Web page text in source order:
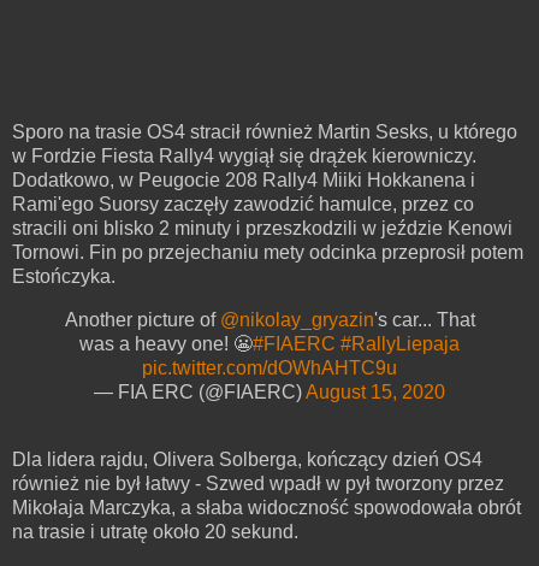
Sporo na trasie OS4 stracił również Martin Sesks, u którego
w Fordzie Fiesta Rally4 wygiął się drążek kierowniczy.
Dodatkowo, w Peugocie 208 Rally4 Miiki Hokkanena i
Rami'ego Suorsy zaczęły zawodzić hamulce, przez co
stracili oni blisko 2 minuty i przeszkodzili w jeździe Kenowi
Tornowi. Fin po przejechaniu mety odcinka przeprosił potem
Estończyka.
Another picture of @nikolay_gryazin's car... That
was a heavy one! 😬#FIAERC #RallyLiepaja
pic.twitter.com/dOWhAHTC9u
— FIA ERC (@FIAERC)August 15, 2020
Dla lidera rajdu, Olivera Solberga, kończący dzień OS4
również nie był łatwy - Szwed wpadł w pył tworzony przez
Mikołaja Marczyka, a słaba widoczność spowodowała obrót
na trasie i utratę około 20 sekund.